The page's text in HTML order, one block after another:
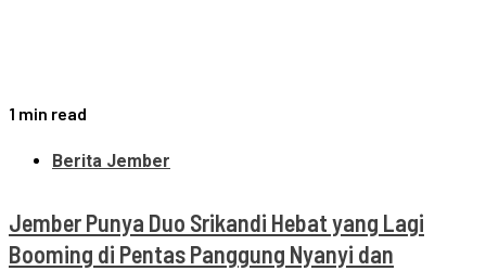
1 min read
Berita Jember
Jember Punya Duo Srikandi Hebat yang Lagi
Booming di Pentas Panggung Nyanyi dan